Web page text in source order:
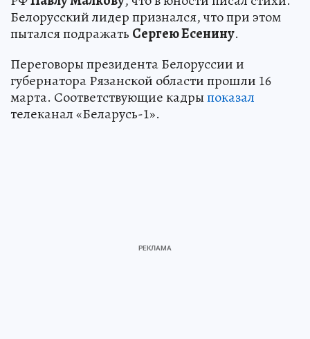
Белорусский лидер признался, что при этом
пытался подражать Сергею Есенину.
Переговоры президента Белоруссии и
губернатора Рязанской области прошли 16
марта. Соответствующие кадрыпоказал
телеканал «Беларусь-1».